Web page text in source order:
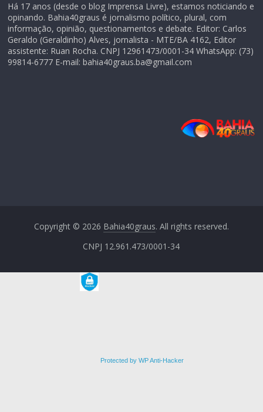
Há 17 anos (desde o blog Imprensa Livre), estamos noticiando e
opinando. Bahia40graus é jornalismo político, plural, com
informação, opinião, questionamentos e debate. Editor: Carlos
Geraldo (Geraldinho) Alves, jornalista - MTE/BA 4162, Editor
assistente: Ruan Rocha. CNPJ 12961473/0001-34 WhatsApp: (73)
99814-6777 E-mail: bahia40graus.ba@gmail.com
Copyright © 2026 Bahia40graus. All rights reserved.
CNPJ 12.961.473/0001-34
Protected by WP Anti-Hacker